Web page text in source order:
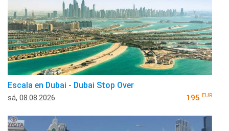
Escala en Dubai - Dubai Stop Over
sá, 08.08.2026 195 EUR